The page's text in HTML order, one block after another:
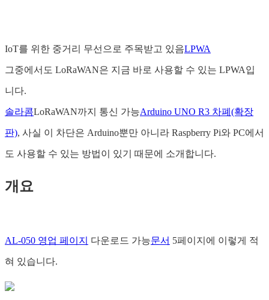
IoT를 위한 중거리 무선으로 주목받고 있음LPWA
그중에서도 LoRaWAN은 지금 바로 사용할 수 있는 LPWA입
니다.
솔라콤LoRaWAN까지 통신 가능Arduino UNO R3 차폐(확장
판), 사실 이 차단은 Arduino뿐만 아니라 Raspberry Pi와 PC에서
도 사용할 수 있는 방법이 있기 때문에 소개합니다.
개요
AL-050 영업 페이지 다운로드 가능문서 5페이지에 이렇게 적
혀 있습니다.